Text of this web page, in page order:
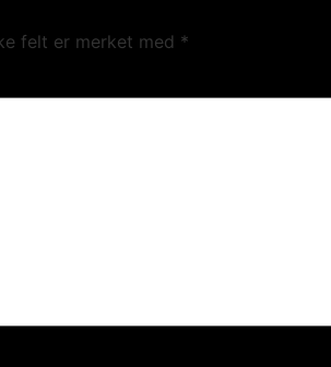
felt er merket med *